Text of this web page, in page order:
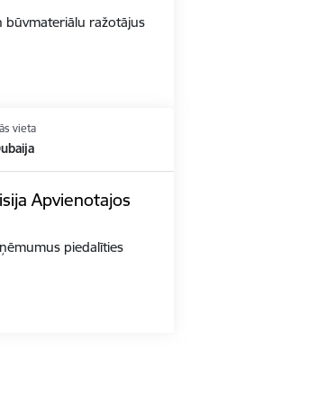
būvmateriālu ražotājus
vieta
Apvienotajos
piedalīties